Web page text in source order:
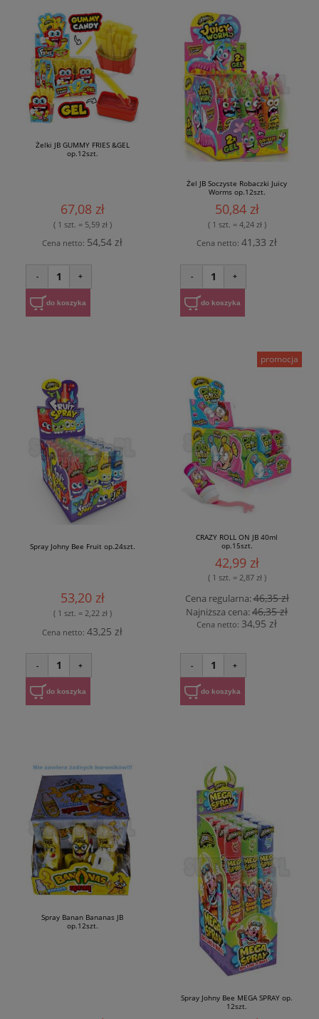
Żelki JB GUMMY FRIES &GEL
op.12szt.
67,08 zł
( 1 szt. = 5,59 zł )
Cena netto: 54,54 zł
- 1 +
do koszyka
Żel JB Soczyste Robaczki Juicy
Worms op.12szt.
50,84 zł
( 1 szt. = 4,24 zł )
Cena netto: 41,33 zł
- 1 +
do koszyka
Spray Johny Bee Fruit op.24szt.
53,20 zł
( 1 szt. = 2,22 zł )
Cena netto: 43,25 zł
- 1 +
do koszyka
CRAZY ROLL ON JB 40ml
op.15szt.
42,99 zł
( 1 szt. = 2,87 zł )
Cena regularna:46,35 zł
Najniższa cena:46,35 zł
Cena netto: 34,95 zł
- 1 +
do koszyka
promocja
Spray Banan Bananas JB
op.12szt.
Spray Johny Bee MEGA SPRAY op.
12szt.